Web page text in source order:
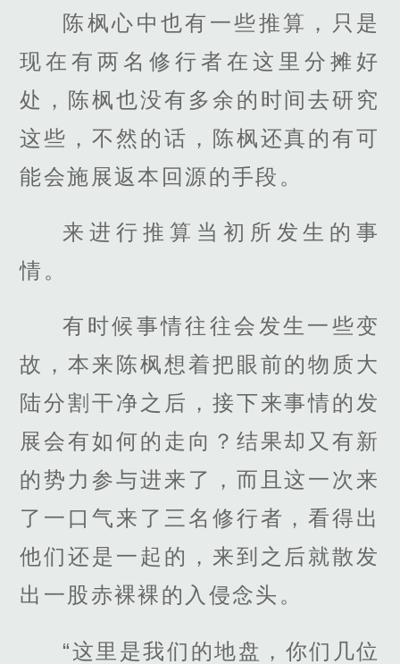
陈枫心中也有一些推算，只是
现在有两名修行者在这里分摊好
处，陈枫也没有多余的时间去研究
这些，不然的话，陈枫还真的有可
能会施展返本回源的手段。
来进行推算当初所发生的事
情。
有时候事情往往会发生一些变
故，本来陈枫想着把眼前的物质大
陆分割干净之后，接下来事情的发
展会有如何的走向？结果却又有新
的势力参与进来了，而且这一次来
了一口气来了三名修行者，看得出
他们还是一起的，来到之后就散发
出一股赤裸裸的入侵念头。
“这里是我们的地盘，你们几位